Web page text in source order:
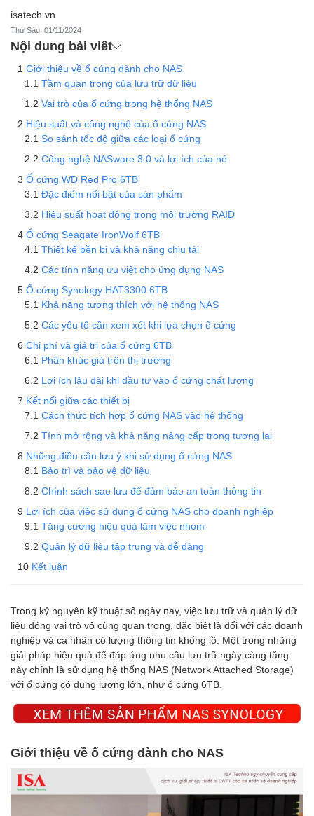
isatech.vn
Thứ Sáu, 01/11/2024
Nội dung bài viết
Giới thiệu về ổ cứng dành cho NAS
Tầm quan trọng của lưu trữ dữ liệu
Vai trò của ổ cứng trong hệ thống NAS
Hiệu suất và công nghệ của ổ cứng NAS
So sánh tốc độ giữa các loại ổ cứng
Công nghệ NASware 3.0 và lợi ích của nó
Ổ cứng WD Red Pro 6TB
Đặc điểm nổi bật của sản phẩm
Hiệu suất hoạt động trong môi trường RAID
Ổ cứng Seagate IronWolf 6TB
Thiết kế bền bỉ và khả năng chịu tải
Các tính năng ưu việt cho ứng dụng NAS
Ổ cứng Synology HAT3300 6TB
Khả năng tương thích với hệ thống NAS
Các yếu tố cần xem xét khi lựa chọn ổ cứng
Chi phí và giá trị của ổ cứng 6TB
Phân khúc giá trên thị trường
Lợi ích lâu dài khi đầu tư vào ổ cứng chất lượng
Kết nối giữa các thiết bị
Cách thức tích hợp ổ cứng NAS vào hệ thống
Tính mở rộng và khả năng nâng cấp trong tương lai
Những điều cần lưu ý khi sử dụng ổ cứng NAS
Bảo trì và bảo vệ dữ liệu
Chính sách sao lưu để đảm bảo an toàn thông tin
Lợi ích của việc sử dụng ổ cứng NAS cho doanh nghiệp
Tăng cường hiệu quả làm việc nhóm
Quản lý dữ liệu tập trung và dễ dàng
Kết luận
Trong kỷ nguyên kỹ thuật số ngày nay, việc lưu trữ và quản lý dữ
liệu đóng vai trò vô cùng quan trọng, đặc biệt là đối với các doanh
nghiệp và cá nhân có lượng thông tin khổng lồ. Một trong những
giải pháp hiệu quả để đáp ứng nhu cầu lưu trữ ngày càng tăng
này chính là sử dụng hệ thống NAS (Network Attached Storage)
với ổ cứng có dung lượng lớn, như ổ cứng 6TB.
Giới thiệu về ổ cứng dành cho NAS